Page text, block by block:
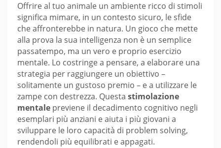
Offrire al tuo animale un ambiente ricco di stimoli
significa mimare, in un contesto sicuro, le sfide
che affronterebbe in natura. Un gioco che mette
alla prova la sua intelligenza non è un semplice
passatempo, ma un vero e proprio esercizio
mentale. Lo costringe a pensare, a elaborare una
strategia per raggiungere un obiettivo –
solitamente un gustoso premio – e a utilizzare le
zampe con destrezza. Questa stimolazione
mentale previene il decadimento cognitivo negli
esemplari più anziani e aiuta i più giovani a
sviluppare le loro capacità di problem solving,
rendendoli più equilibrati e appagati.